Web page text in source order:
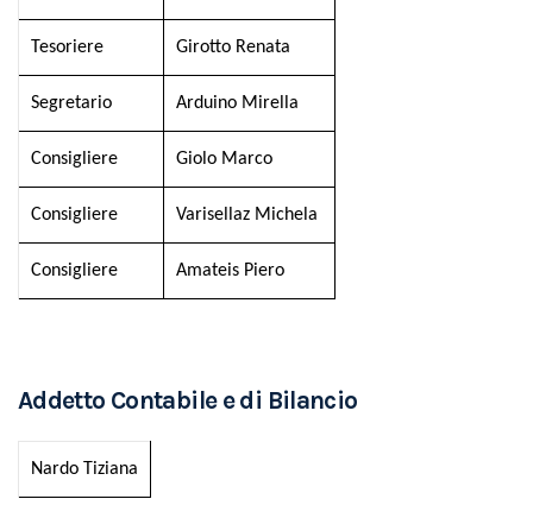
Tesoriere Girotto Renata
Segretario Arduino Mirella
Consigliere Giolo Marco
Consigliere Varisellaz Michela
Consigliere Amateis Piero
Addetto Contabile e di Bilancio
Nardo Tiziana